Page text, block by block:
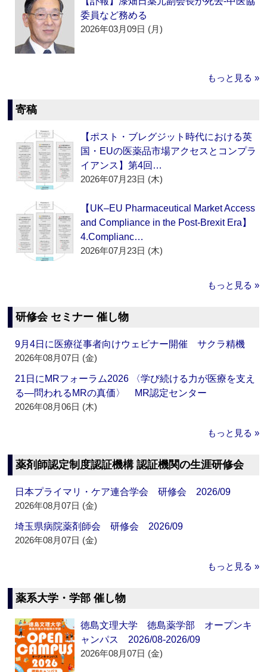
委員など務める
2026年03月09日 (月)
もっと見る »
寄稿
【ポスト・ブレグジット時代における英
国・EUの医薬品市場アクセスとコンプラ
イアンス】第4回…
2026年07月23日 (木)
【UK–EU Pharmaceutical Market Access
and Compliance in the Post-Brexit Era】
4.Complianc…
2026年07月23日 (木)
もっと見る »
研修会 セミナー 催し物
9月4日に医療従事者向けウェビナー開催 サクラ精機
2026年08月07日 (金)
21日にMRフォーラム2026 〈学び続ける力が医療を支え
る―問われるMRの真価〉 MR認定センター
2026年08月06日 (木)
もっと見る »
薬剤師認定制度認証機構 認証機関の生涯研修会
日本プライマリ・ケア連合学会 研修会 2026/09
2026年08月07日 (金)
埼玉県病院薬剤師会 研修会 2026/09
2026年08月07日 (金)
もっと見る »
薬系大学・学部 催し物
徳島文理大学 徳島薬学部 オープンキ
ャンパス 2026/08-2026/09
2026年08月07日 (金)